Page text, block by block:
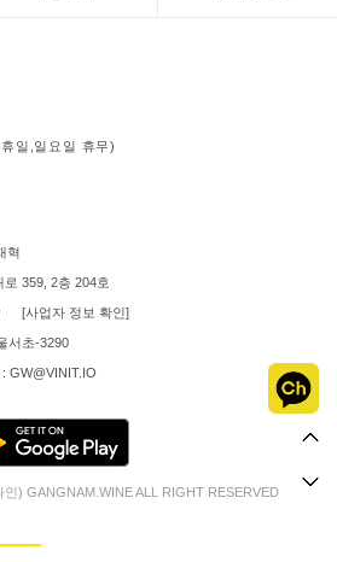
일,일요일 휴무)
혁
359, 2층 204호
[사업자 정보 확인]
서초-3290
GW@VINIT.IO
) GANGNAM.WINE ALL RIGHT RESERVED